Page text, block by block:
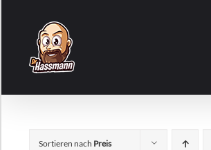
springen
Sortieren nach Preis